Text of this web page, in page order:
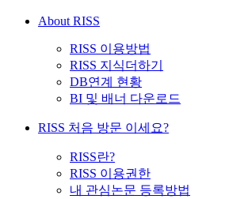
About RISS
RISS 이용방법
RISS 지식더하기
DB연계 현황
BI 및 배너 다운로드
RISS 처음 방문 이세요?
RISS란?
RISS 이용권한
내 관심논문 등록방법